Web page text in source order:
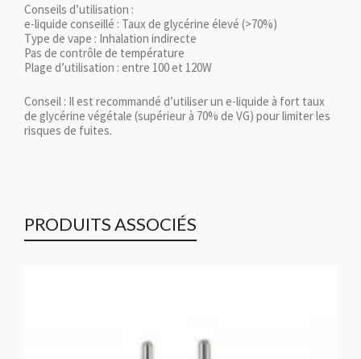
Conseils d’utilisation :
e-liquide conseillé : Taux de glycérine élevé (>70%)
Type de vape : Inhalation indirecte
Pas de contrôle de température
Plage d’utilisation : entre 100 et 120W
Conseil : Il est recommandé d’utiliser un e-liquide à fort taux
de glycérine végétale (supérieur à 70% de VG) pour limiter les
risques de fuites.
PRODUITS ASSOCIÉS